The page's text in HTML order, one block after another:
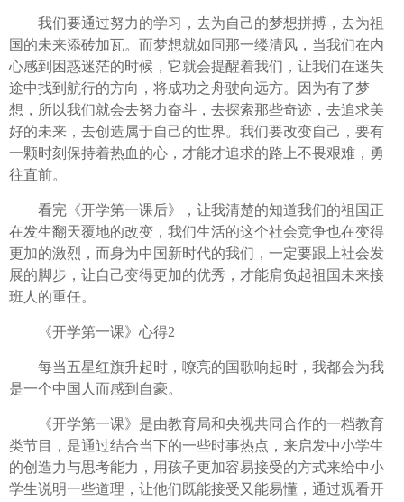
我们要通过努力的学习，去为自己的梦想拼搏，去为祖
国的未来添砖加瓦。而梦想就如同那一缕清风，当我们在内
心感到困惑迷茫的时候，它就会提醒着我们，让我们在迷失
途中找到航行的方向，将成功之舟驶向远方。因为有了梦
想，所以我们就会去努力奋斗，去探索那些奇迹，去追求美
好的未来，去创造属于自己的世界。我们要改变自己，要有
一颗时刻保持着热血的心，才能才追求的路上不畏艰难，勇
往直前。
看完《开学第一课后》，让我清楚的知道我们的祖国正
在发生翻天覆地的改变，我们生活的这个社会竞争也在变得
更加的激烈，而身为中国新时代的我们，一定要跟上社会发
展的脚步，让自己变得更加的优秀，才能肩负起祖国未来接
班人的重任。
《开学第一课》心得2
每当五星红旗升起时，嘹亮的国歌响起时，我都会为我
是一个中国人而感到自豪。
《开学第一课》是由教育局和央视共同合作的一档教育
类节目，是通过结合当下的一些时事热点，来启发中小学生
的创造力与思考能力，用孩子更加容易接受的方式来给中小
学生说明一些道理，让他们既能接受又能易懂，通过观看开